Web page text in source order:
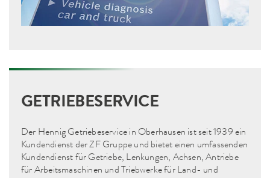
GETRIEBESERVICE
Der Hennig Getriebeservice in Oberhausen ist seit 1939 ein
Kundendienst der ZF Gruppe und bietet einen umfassenden
Kundendienst für Getriebe, Lenkungen, Achsen, Antriebe
für Arbeitsmaschinen und Triebwerke für Land- und